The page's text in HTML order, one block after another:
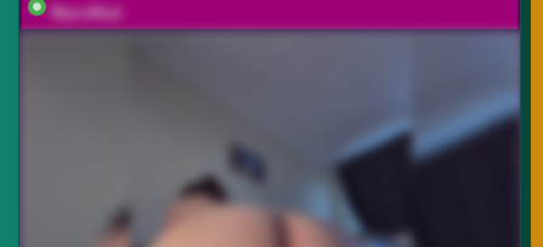
Myro4ka1